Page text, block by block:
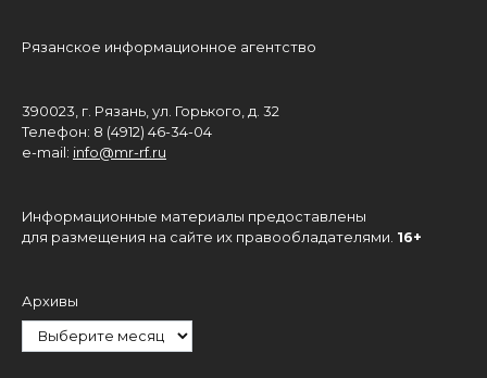
Рязанское информационное агентство
390023, г. Рязань, ул. Горького, д. 32
Телефон: 8 (4912) 46-34-04
e-mail: info@mr-rf.ru
Информационные материалы предоставлены
для размещения на сайте их правообладателями. 16+
Архивы